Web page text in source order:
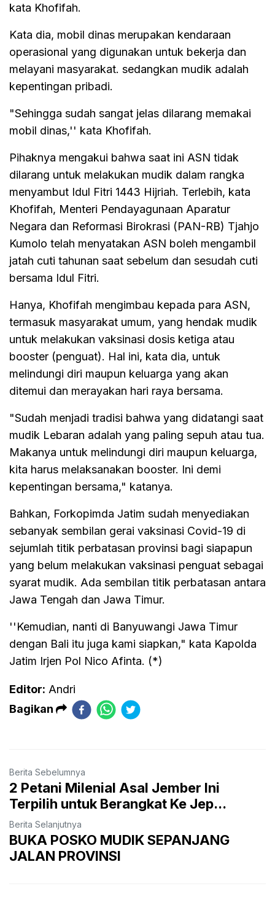
kata Khofifah.
Kata dia, mobil dinas merupakan kendaraan
operasional yang digunakan untuk bekerja dan
melayani masyarakat. sedangkan mudik adalah
kepentingan pribadi.
"Sehingga sudah sangat jelas dilarang memakai
mobil dinas,'' kata Khofifah.
Pihaknya mengakui bahwa saat ini ASN tidak
dilarang untuk melakukan mudik dalam rangka
menyambut Idul Fitri 1443 Hijriah. Terlebih, kata
Khofifah, Menteri Pendayagunaan Aparatur
Negara dan Reformasi Birokrasi (PAN-RB) Tjahjo
Kumolo telah menyatakan ASN boleh mengambil
jatah cuti tahunan saat sebelum dan sesudah cuti
bersama Idul Fitri.
Hanya, Khofifah mengimbau kepada para ASN,
termasuk masyarakat umum, yang hendak mudik
untuk melakukan vaksinasi dosis ketiga atau
booster (penguat). Hal ini, kata dia, untuk
melindungi diri maupun keluarga yang akan
ditemui dan merayakan hari raya bersama.
"Sudah menjadi tradisi bahwa yang didatangi saat
mudik Lebaran adalah yang paling sepuh atau tua.
Makanya untuk melindungi diri maupun keluarga,
kita harus melaksanakan booster. Ini demi
kepentingan bersama," katanya.
Bahkan, Forkopimda Jatim sudah menyediakan
sebanyak sembilan gerai vaksinasi Covid-19 di
sejumlah titik perbatasan provinsi bagi siapapun
yang belum melakukan vaksinasi penguat sebagai
syarat mudik. Ada sembilan titik perbatasan antara
Jawa Tengah dan Jawa Timur.
''Kemudian, nanti di Banyuwangi Jawa Timur
dengan Bali itu juga kami siapkan," kata Kapolda
Jatim Irjen Pol Nico Afinta. (*)
Editor: Andri
Bagikan
Berita Sebelumnya
2 Petani Milenial Asal Jember Ini
Terpilih untuk Berangkat Ke Jep...
Berita Selanjutnya
BUKA POSKO MUDIK SEPANJANG
JALAN PROVINSI